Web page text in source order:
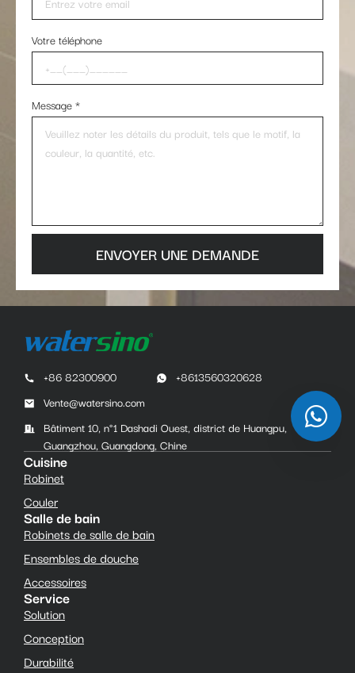
Votre téléphone
Message*
ENVOYER UNE DEMANDE
+86 82300900
+8613560320628
Vente@watersino.com
Bâtiment 10, n°1 Dashadi Ouest, district de Huangpu,
Guangzhou, Guangdong, Chine
Cuisine
Robinet
Couler
Salle de bain
Robinets de salle de bain
Ensembles de douche
Accessoires
Service
Solution
Conception
Durabilité